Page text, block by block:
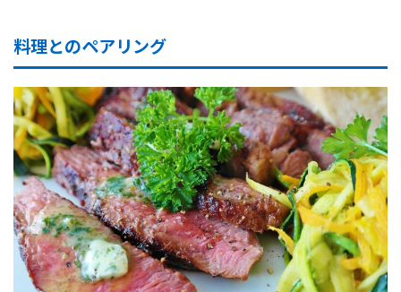
料理とのペアリング